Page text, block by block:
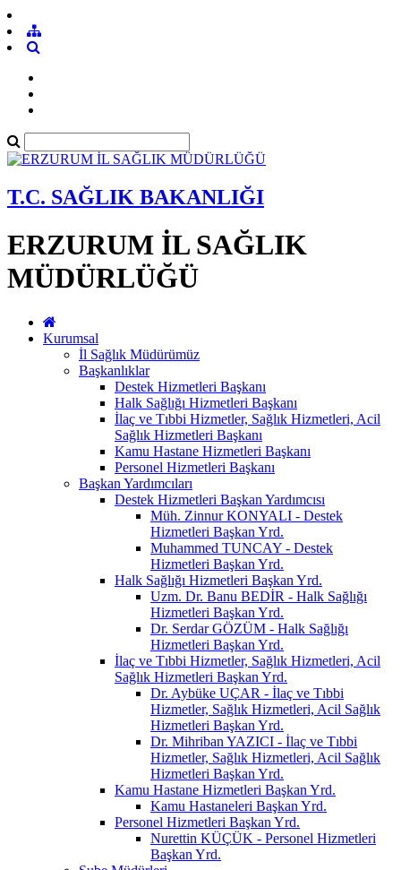
T.C. SAĞLIK BAKANLIĞI
ERZURUM İL SAĞLIK
MÜDÜRLÜĞÜ
Kurumsal
İl Sağlık Müdürümüz
Başkanlıklar
Destek Hizmetleri Başkanı
Halk Sağlığı Hizmetleri Başkanı
İlaç ve Tıbbi Hizmetler, Sağlık Hizmetleri, Acil
Sağlık Hizmetleri Başkanı
Kamu Hastane Hizmetleri Başkanı
Personel Hizmetleri Başkanı
Başkan Yardımcıları
Destek Hizmetleri Başkan Yardımcısı
Müh. Zinnur KONYALI - Destek
Hizmetleri Başkan Yrd.
Muhammed TUNCAY - Destek
Hizmetleri Başkan Yrd.
Halk Sağlığı Hizmetleri Başkan Yrd.
Uzm. Dr. Banu BEDİR - Halk Sağlığı
Hizmetleri Başkan Yrd.
Dr. Serdar GÖZÜM - Halk Sağlığı
Hizmetleri Başkan Yrd.
İlaç ve Tıbbi Hizmetler, Sağlık Hizmetleri, Acil
Sağlık Hizmetleri Başkan Yrd.
Dr. Aybüke UÇAR - İlaç ve Tıbbi
Hizmetler, Sağlık Hizmetleri, Acil Sağlık
Hizmetleri Başkan Yrd.
Dr. Mihriban YAZICI - İlaç ve Tıbbi
Hizmetler, Sağlık Hizmetleri, Acil Sağlık
Hizmetleri Başkan Yrd.
Kamu Hastane Hizmetleri Başkan Yrd.
Kamu Hastaneleri Başkan Yrd.
Personel Hizmetleri Başkan Yrd.
Nurettin KÜÇÜK - Personel Hizmetleri
Başkan Yrd.